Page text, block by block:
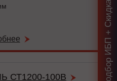
СТ1200-100В